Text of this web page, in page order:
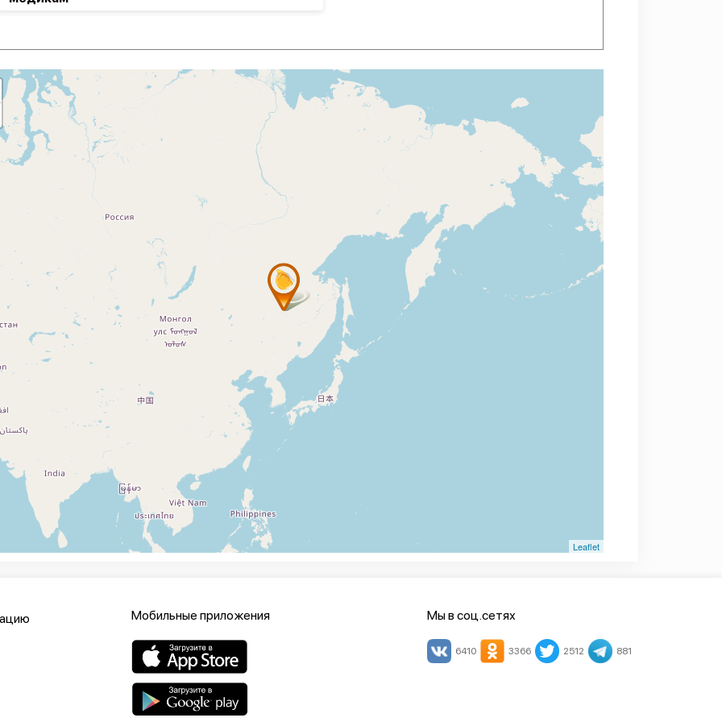
Leaflet
Мобильные приложения Мы в соц.сетях
6410 3366 2512 881